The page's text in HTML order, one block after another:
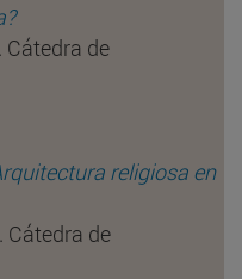
Cátedra de
religiosa en
Cátedra de